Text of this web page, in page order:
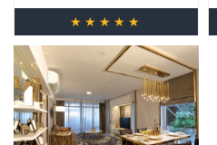
ห้องสแตนดาร์ด ห้องเอ็กเซ็คคิวซีฟ
และ ห้องพรีเมียร์ สวีท ซึ่งมีชั้น
พรีเมียร์ และเอ็กเซคคิวทีฟ 2 ชั้น
ที่มาพร้อมกับสิ่งอำนวยความสะดวก
ที่มีมาตรฐานระดับสากลไว้บริการ
อาทิ เลาจน์ สระว่ายน้ำในร่ม
ฟิตเนส สปา ห้องอาหาร ไปจนถึง
บริการนักท่องเที่ยวเชิงธุรกิจทุกท่าน
★★★★★